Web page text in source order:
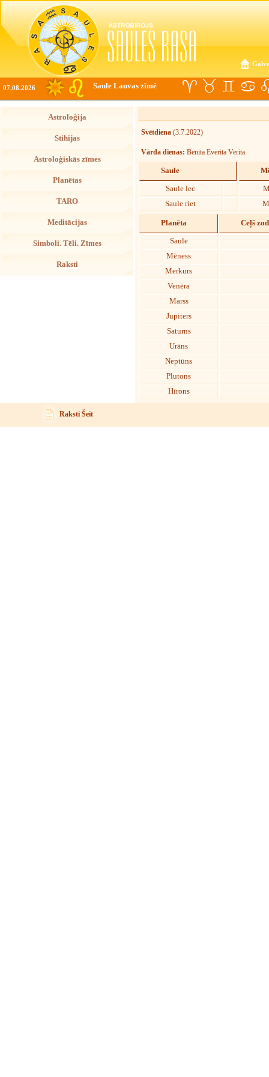
07.08.2026 Saule Lauvas zīmē
Astroloģija
Stihijas
Astroloģiskās zīmes
Planētas
TARO
Meditācijas
Simboli. Tēli. Zīmes
Raksti
Svētdiena (3.7.2022)
Vārda dienas: Benita Everita Verita
Saule
Saule lec
Saule riet
Planēta Ceļš
Saule
Mēness
Merkurs
Venēra
Marss
Jupiters
Saturns
Urāns
Neptūns
Plutons
Hīrons
Raksti Šeit